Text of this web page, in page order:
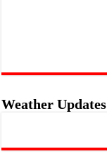
Weather Updates